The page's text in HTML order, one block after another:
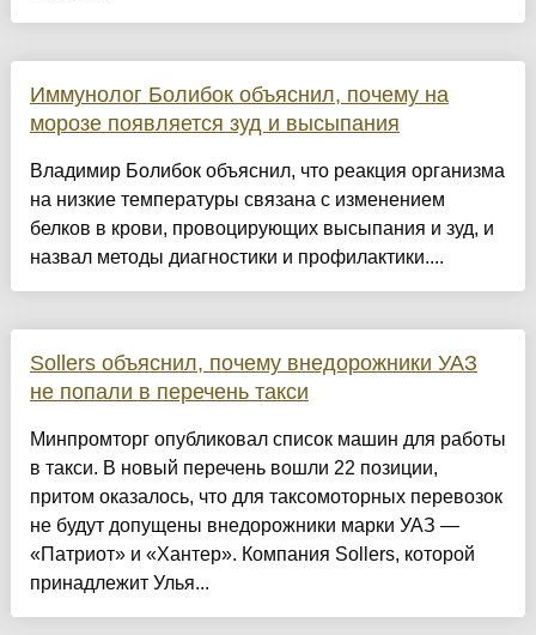
Иммунолог Болибок объяснил, почему на
морозе появляется зуд и высыпания
Владимир Болибок объяснил, что реакция организма
на низкие температуры связана с изменением
белков в крови, провоцирующих высыпания и зуд, и
назвал методы диагностики и профилактики....
Sollers объяснил, почему внедорожники УАЗ
не попали в перечень такси
Минпромторг опубликовал список машин для работы
в такси. В новый перечень вошли 22 позиции,
притом оказалось, что для таксомоторных перевозок
не будут допущены внедорожники марки УАЗ —
«Патриот» и «Хантер». Компания Sollers, которой
принадлежит Улья...